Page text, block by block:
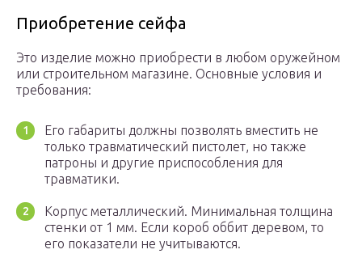
Приобретение сейфа
Это изделие можно приобрести в любом оружейном
или строительном магазине. Основные условия и
требования:
Его габариты должны позволять вместить не
только травматический пистолет, но также
патроны и другие приспособления для
травматики.
Корпус металлический. Минимальная толщина
стенки от 1 мм. Если короб оббит деревом, то
его показатели не учитываются.